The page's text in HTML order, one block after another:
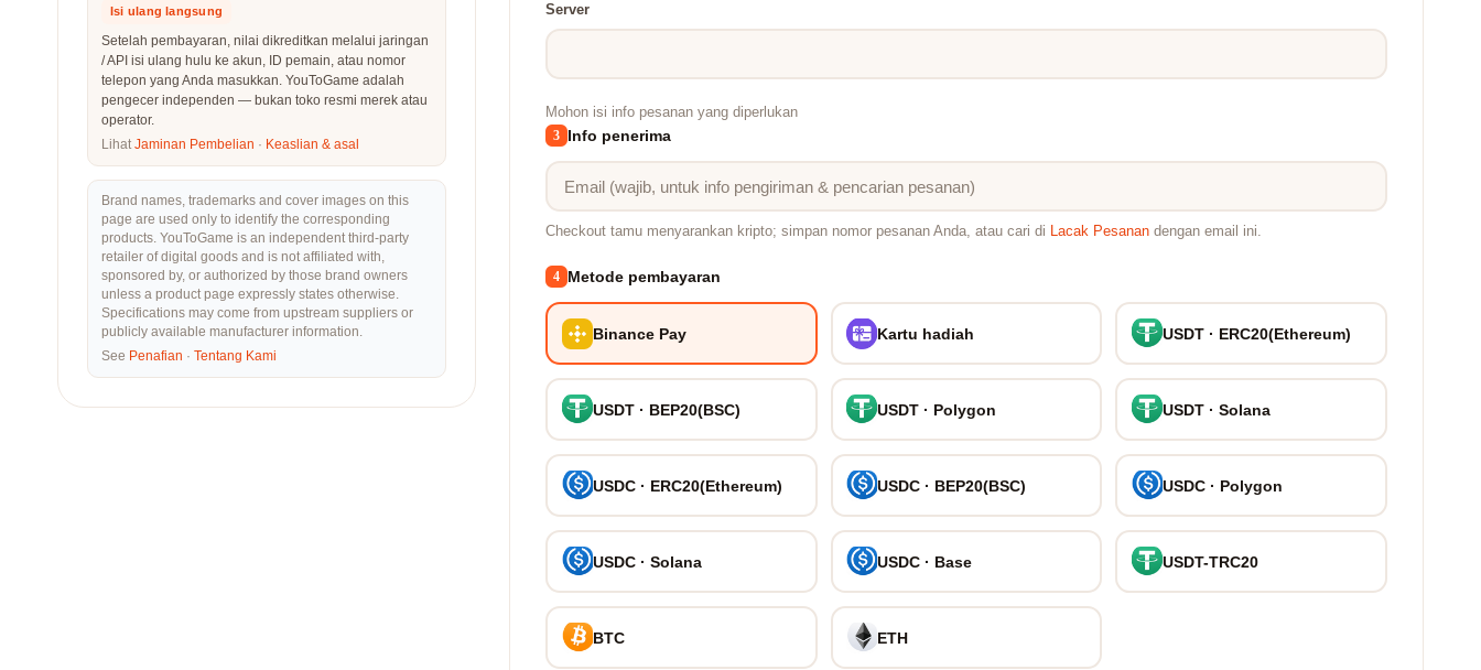
Isi ulang langsung
Setelah pembayaran, nilai dikreditkan melalui jaringan
/ API isi ulang hulu ke akun, ID pemain, atau nomor
telepon yang Anda masukkan. YouToGame adalah
pengecer independen — bukan toko resmi merek atau
operator.
Lihat Jaminan Pembelian · Keaslian & asal
Brand names, trademarks and cover images on this
page are used only to identify the corresponding
products. YouToGame is an independent third-party
retailer of digital goods and is not affiliated with,
sponsored by, or authorized by those brand owners
unless a product page expressly states otherwise.
Specifications may come from upstream suppliers or
publicly available manufacturer information.
See Penafian · Tentang Kami
Server
Mohon isi info pesanan yang diperlukan
3 Info penerima
Checkout tamu menyarankan kripto; simpan nomor pesanan Anda, atau cari di Lacak Pesanan dengan email ini.
4 Metode pembayaran
Binance Pay Kartu hadiah USDT · ERC20(Ethereum)
USDT · BEP20(BSC) USDT · Polygon USDT · Solana
USDC · ERC20(Ethereum) USDC · BEP20(BSC) USDC · Polygon
USDC · Solana USDC · Base USDT-TRC20
BTC ETH